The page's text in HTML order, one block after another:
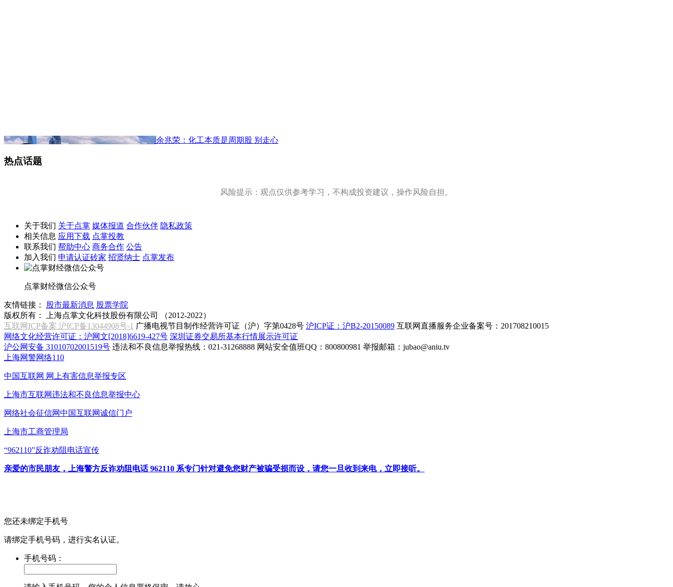
余兆荣：化工本质是周期股 别走心
热点话题
风险提示：观点仅供参考学习，不构成投资建议，操作风险自担。
关于我们 关于点掌 媒体报道 合作伙伴 隐私政策
相关信息 应用下载 点掌投教
联系我们 帮助中心 商务合作 公告
加入我们 申请认证砖家 招贤纳士 点掌发布
点掌财经微信公众号
友情链接： 股市最新消息 股票学院
版权所有：
上海点掌文化科技股份有限公司 （2012-2022）
互联网ICP备案 沪ICP备13044908号-1 广播电视节目制作经营许可证（沪）字第0428号 沪ICP证：沪B2-20150089 互联网直播服务企业备案号：201708210015
网络文化经营许可证：沪网文[2018]6619-427号 深圳证券交易所基本行情展示许可证
沪公网安备 31010702001519号 违法和不良信息举报热线：021-31268888 网站安全值班QQ：800800981 举报邮箱： jubao@aniu.tv
上海网警网络110
中国互联网 网上有害信息举报专区
上海市互联网违法和不良信息举报中心
网络社会征信网中国互联网诚信门户
上海市工商管理局
“962110”反诈劝阻电话宣传
亲爱的市民朋友，上海警方反诈劝阻电话 962110 系专门针对避免您财产被骗受损而设，请您一旦收到来电，立即接听。
您还未绑定手机号
请绑定手机号码，进行实名认证。
手机号码：